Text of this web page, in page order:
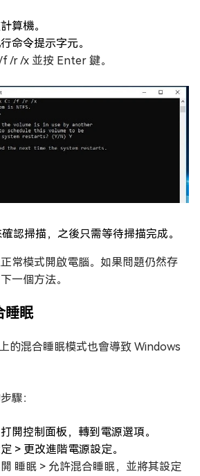
算機。
命令提示字元。
/r /x 並按 Enter 鍵。
認掃描，之後只需等待掃描完成。
常模式開啟電腦。如果問題仍然存
一個方法。
睡眠
的混合睡眠模式也會導致 Windows
驟：
開控制面板，轉到電源選項。
> 更改進階電源設定。
睡眠 > 允許混合睡眠，並將其設定